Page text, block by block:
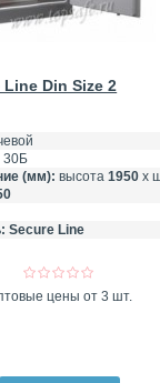
Din Size 2
30Б
(мм): высота1950 х
Secure Line
цены от 3 шт.